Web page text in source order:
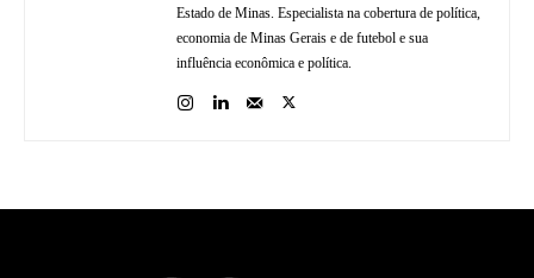
Estado de Minas. Especialista na cobertura de política,
economia de Minas Gerais e de futebol e sua
influência econômica e política.